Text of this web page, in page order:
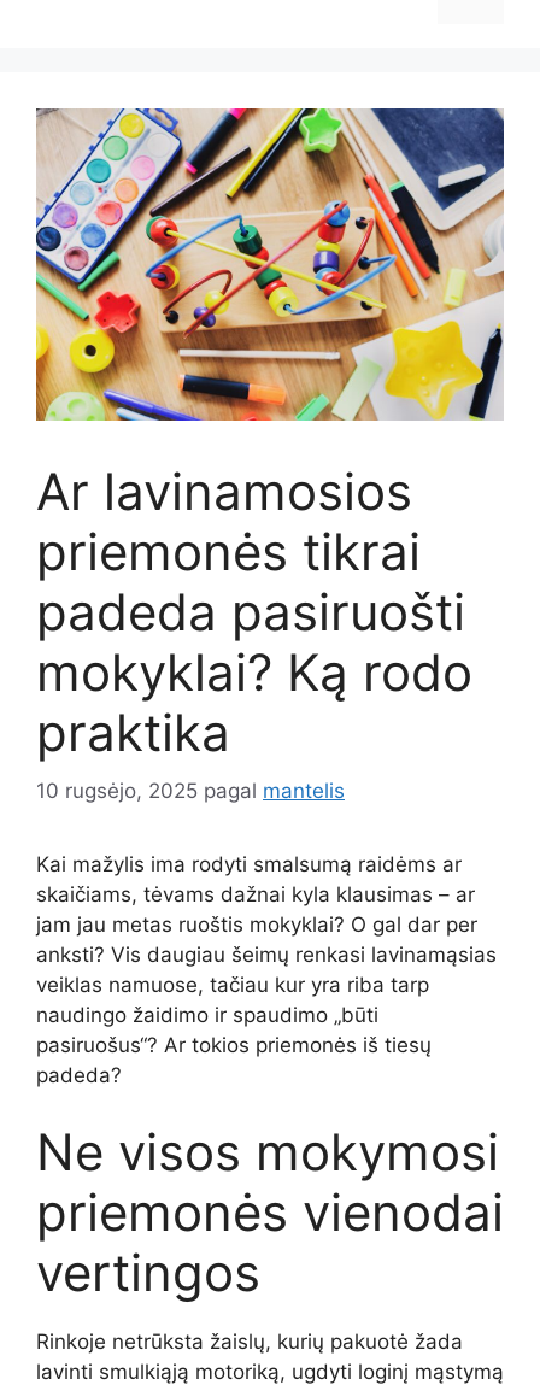
Ar lavinamosios
priemonės tikrai
padeda pasiruošti
mokyklai? Ką rodo
praktika
10 rugsėjo, 2025 pagal mantelis
Kai mažylis ima rodyti smalsumą raidėms ar
skaičiams, tėvams dažnai kyla klausimas – ar
jam jau metas ruoštis mokyklai? O gal dar per
anksti? Vis daugiau šeimų renkasi lavinamąsias
veiklas namuose, tačiau kur yra riba tarp
naudingo žaidimo ir spaudimo „būti
pasiruošus“? Ar tokios priemonės iš tiesų
padeda?
Ne visos mokymosi
priemonės vienodai
vertingos
Rinkoje netrūksta žaislų, kurių pakuotė žada
lavinti smulkiąją motoriką, ugdyti loginį mąstymą